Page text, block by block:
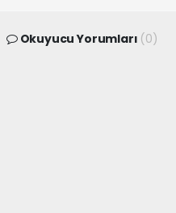
Okuyucu Yorumları (0)